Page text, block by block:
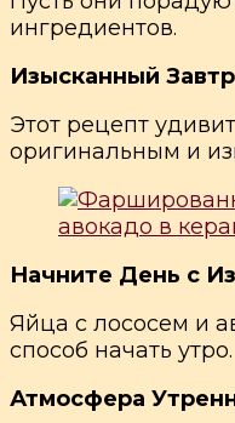
ингредиентов.
Изысканный
Этот рецепт
оригинальным и
Начните День с
Яйца с лососем и
способ начать утро.
Атмосфера